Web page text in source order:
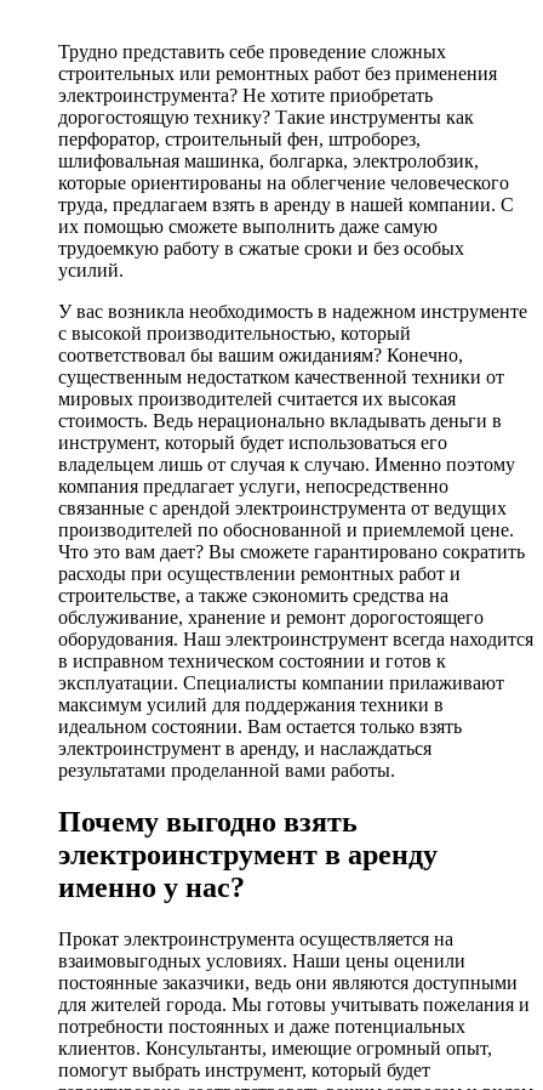
Трудно представить себе проведение сложных
строительных или ремонтных работ без применения
электроинструмента? Не хотите приобретать
дорогостоящую технику? Такие инструменты как
перфоратор, строительный фен, штроборез,
шлифовальная машинка, болгарка, электролобзик,
которые ориентированы на облегчение человеческого
труда, предлагаем взять в аренду в нашей компании. С
их помощью сможете выполнить даже самую
трудоемкую работу в сжатые сроки и без особых
усилий.
У вас возникла необходимость в надежном инструменте
с высокой производительностью, который
соответствовал бы вашим ожиданиям? Конечно,
существенным недостатком качественной техники от
мировых производителей считается их высокая
стоимость. Ведь нерационально вкладывать деньги в
инструмент, который будет использоваться его
владельцем лишь от случая к случаю. Именно поэтому
компания предлагает услуги, непосредственно
связанные с арендой электроинструмента от ведущих
производителей по обоснованной и приемлемой цене.
Что это вам дает? Вы сможете гарантировано сократить
расходы при осуществлении ремонтных работ и
строительстве, а также сэкономить средства на
обслуживание, хранение и ремонт дорогостоящего
оборудования. Наш электроинструмент всегда находится
в исправном техническом состоянии и готов к
эксплуатации. Специалисты компании прилаживают
максимум усилий для поддержания техники в
идеальном состоянии. Вам остается только взять
электроинструмент в аренду, и наслаждаться
результатами проделанной вами работы.
Почему выгодно взять
электроинструмент в аренду
именно у нас?
Прокат электроинструмента осуществляется на
взаимовыгодных условиях. Наши цены оценили
постоянные заказчики, ведь они являются доступными
для жителей города. Мы готовы учитывать пожелания и
потребности постоянных и даже потенциальных
клиентов. Консультанты, имеющие огромный опыт,
помогут выбрать инструмент, который будет